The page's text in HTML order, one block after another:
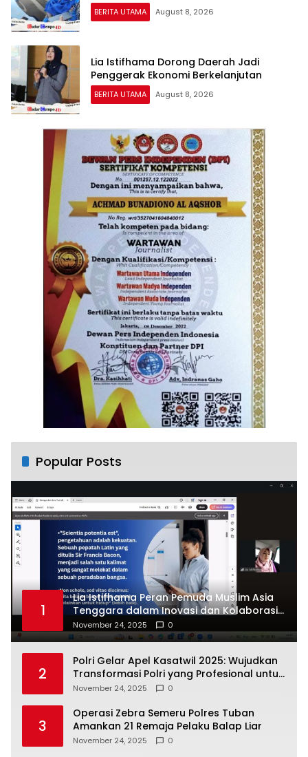
BERITA UTAMA August 8, 2026
Lia Istifhama Dorong Daerah Jadi
Penggerak Ekonomi Berkelanjutan
BERITA UTAMA August 8, 2026
Popular Posts
1
Lia Istifhama Peran Pemuda Muslim Asia
Tenggara dalam Inovasi dan Kolaborasi
Internasional
November 24, 2025 0
2
Polri Gelar Apel Kasatwil 2025: Wujudkan
Transformasi Polri yang Profesional untuk
Masyarakat
November 24, 2025 0
3
Operasi Zebra Semeru Polres Tuban
Amankan 21 Remaja Pelaku Balap Liar
November 24, 2025 0